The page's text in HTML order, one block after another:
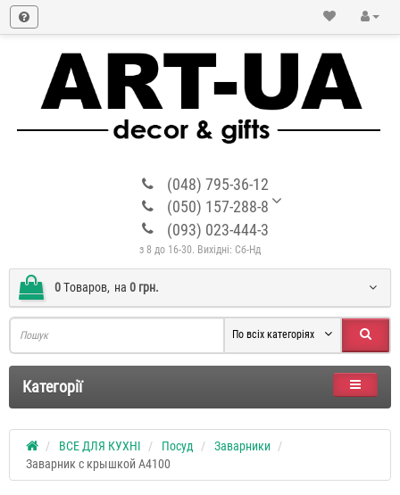
(048) 795-36-12
(050) 157-288-8
(093) 023-444-3
з 8 до 16-30. Вихідні: Сб-Нд
0Tоваров, на 0 грн.
По всіх категоріях
Категорії
ВСЕ ДЛЯ КУХНІ Посуд
Заварники
Заварник с крышкой A4100